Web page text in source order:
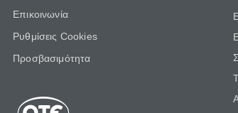
Επικοινωνία
Ρυθμίσεις Cookies
Προσβασιμότητα